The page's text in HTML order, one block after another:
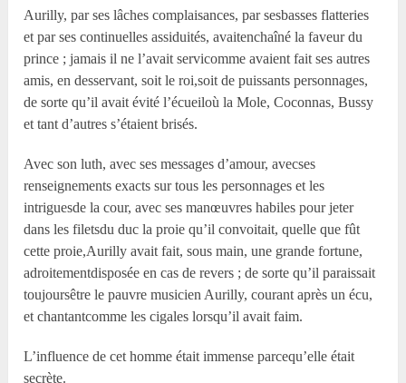
Aurilly, par ses lâches complaisances, par sesbasses flatteries
et par ses continuelles assiduités, avaitenchaîné la faveur du
prince ; jamais il ne l’avait servicomme avaient fait ses autres
amis, en desservant, soit le roi,soit de puissants personnages,
de sorte qu’il avait évité l’écueiloù la Mole, Coconnas, Bussy
et tant d’autres s’étaient brisés.
Avec son luth, avec ses messages d’amour, avecses
renseignements exacts sur tous les personnages et les
intriguesde la cour, avec ses manœuvres habiles pour jeter
dans les filetsdu duc la proie qu’il convoitait, quelle que fût
cette proie,Aurilly avait fait, sous main, une grande fortune,
adroitementdisposée en cas de revers ; de sorte qu’il paraissait
toujoursêtre le pauvre musicien Aurilly, courant après un écu,
et chantantcomme les cigales lorsqu’il avait faim.
L’influence de cet homme était immense parcequ’elle était
secrète.